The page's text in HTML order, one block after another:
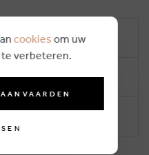
(2-4 Arbeitstage)
cookies om uw
verbeteren.